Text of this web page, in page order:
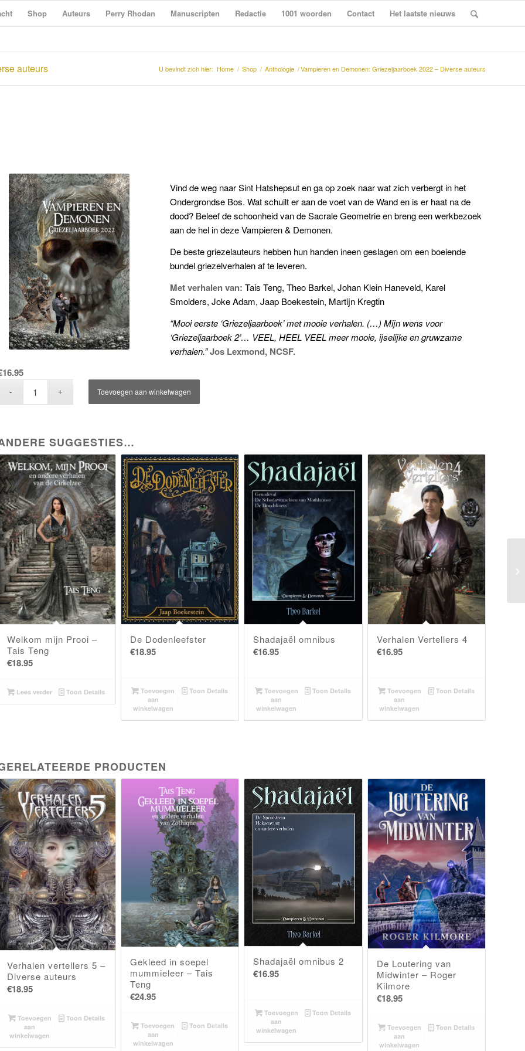
Shop Auteurs Perry Rhodan Manuscripten Redactie 1001 woorden Contact Het laatste nieuws
auteurs U bevindt zich hier: Home / Shop / Anthologie /Vampieren en Demonen: Griezeljaarboek 2022 – Diverse auteurs
Vind de weg naar Sint Hatshepsut en ga op zoek naar wat zich verbergt in het
Ondergrondse Bos. Wat schuilt er aan de voet van de Wand en is er haat na de
dood? Beleef de schoonheid van de Sacrale Geometrie en breng een werkbezoek
aan de hel in dezeVampieren & Demonen.
De beste griezelauteurs hebben hun handen ineen geslagen om een boeiende
bundel griezelverhalen af te leveren.
Met verhalen van: Tais Teng, Theo Barkel, Johan Klein Haneveld, Karel
Smolders, Joke Adam, Jaap Boekestein, Martijn Kregtin
“Mooi eerste ‘Griezeljaarboek’ met mooie verhalen. (…) Mijn wens voor
‘Griezeljaarboek 2’… VEEL, HEEL VEEL meer mooie, ijselijke en gruwzame
verhalen.”Jos Lexmond, NCSF.
16.95
Toevoegen aan winkelwagen
SUGGESTIES…
Welkom mijn Prooi –
Tais Teng
€18.95
Lees verder Toon Details
De Dodenleefster
€18.95
Toevoegen
aan
winkelwagen
Toon Details
Shadajaël omnibus
€16.95
Toevoegen
aan
winkelwagen
Toon Details
Verhalen Vertellers 4
€16.95
Toevoegen
aan
winkelwagen
Toon Details
PRODUCTEN
Verhalen vertellers 5 –
Diverse auteurs
€18.95
Toevoegen
aan
winkelwagen
Toon Details
Gekleed in soepel
mummieleer – Tais
Teng
€24.95
Toevoegen
aan
winkelwagen
Toon Details
Shadajaël omnibus 2
€16.95
Toevoegen
aan
winkelwagen
Toon Details
De Loutering van
Midwinter – Roger
Kilmore
€18.95
Toevoegen
aan
winkelwagen
Toon Details